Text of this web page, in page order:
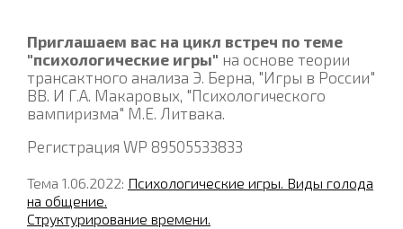
Приглашаем вас на цикл встреч по теме
"психологические игры" на основе теории
трансактного анализа Э. Берна, "Игры в России"
ВВ. И Г.А. Макаровых, "Психологического
вампиризма" М.Е. Литвака.
Регистрация WP 89505533833
Тема 1.06.2022: Психологические игры. Виды голода
на общение.
Структурирование времени.